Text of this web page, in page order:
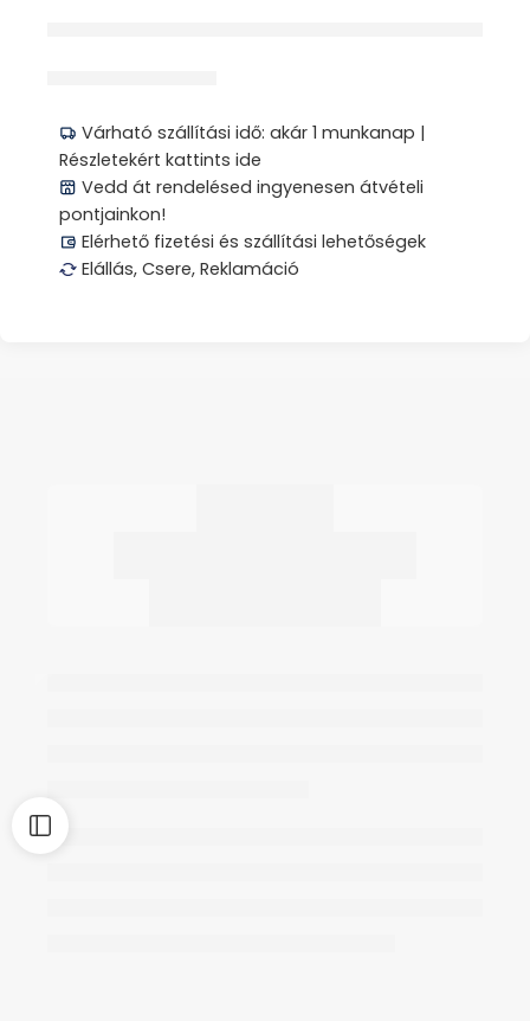
Várható szállítási idő: akár 1 munkanap |
Részletekért kattints ide
Vedd át rendelésed ingyenesen átvételi
pontjainkon!
Elérhető fizetési és szállítási lehetőségek
Elállás, Csere, Reklamáció